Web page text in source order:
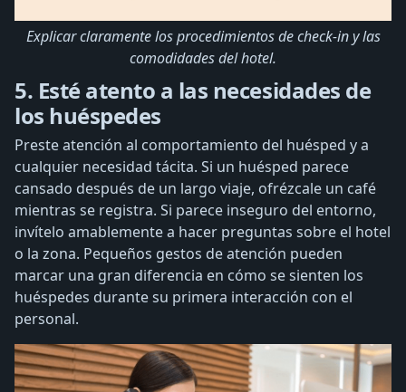
Explicar claramente los procedimientos de check-in y las
comodidades del hotel.
5. Esté atento a las necesidades de
los huéspedes
Preste atención al comportamiento del huésped y a
cualquier necesidad tácita. Si un huésped parece
cansado después de un largo viaje, ofrézcale un café
mientras se registra. Si parece inseguro del entorno,
invítelo amablemente a hacer preguntas sobre el hotel
o la zona. Pequeños gestos de atención pueden
marcar una gran diferencia en cómo se sienten los
huéspedes durante su primera interacción con el
personal.